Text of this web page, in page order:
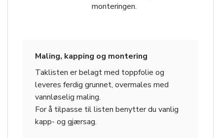
monteringen.
Maling, kapping og montering
Taklisten er belagt med toppfolie og
leveres ferdig grunnet, overmales med
vannløselig maling.
For å tilpasse til listen benytter du vanlig
kapp- og gjærsag.